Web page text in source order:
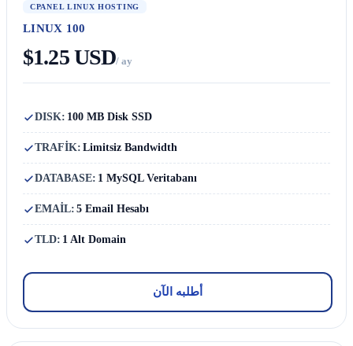
CPANEL LINUX HOSTING
LINUX 100
$1.25 USD/ ay
DISK: 100 MB Disk SSD
TRAFİK: Limitsiz Bandwidth
DATABASE: 1 MySQL Veritabanı
EMAİL: 5 Email Hesabı
TLD: 1 Alt Domain
أطلبه الآن